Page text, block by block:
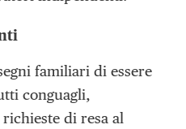
familiari di essere
conguagli,
di resa al